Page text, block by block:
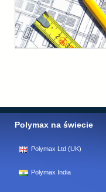
Polymax na świecie
Polymax Ltd (UK)
Polymax India